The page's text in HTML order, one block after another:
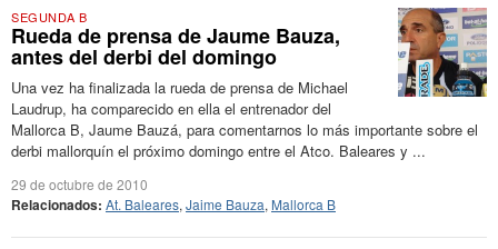
SEGUNDA B
Rueda de prensa de Jaume Bauza,
antes del derbi del domingo
Una vez ha finalizada la rueda de prensa de Michael
Laudrup, ha comparecido en ella el entrenador del
Mallorca B, Jaume Bauzá, para comentarnos lo más importante sobre el
derbi mallorquín el próximo domingo entre el Atco. Baleares y ...
29 de octubre de 2010
Relacionados: At. Baleares, Jaime Bauza, Mallorca B